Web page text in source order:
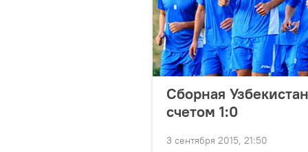
Сборная
счетом 1:0
3 сентября 2015, 21:50